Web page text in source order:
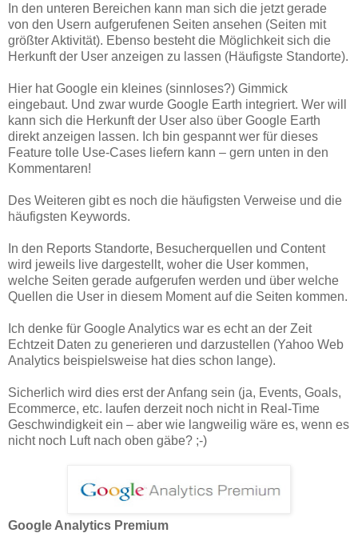
In den unteren Bereichen kann man sich die jetzt gerade
von den Usern aufgerufenen Seiten ansehen (Seiten mit
größter Aktivität). Ebenso besteht die Möglichkeit sich die
Herkunft der User anzeigen zu lassen (Häufigste Standorte).
Hier hat Google ein kleines (sinnloses?) Gimmick
eingebaut. Und zwar wurde Google Earth integriert. Wer will
kann sich die Herkunft der User also über Google Earth
direkt anzeigen lassen. Ich bin gespannt wer für dieses
Feature tolle Use-Cases liefern kann – gern unten in den
Kommentaren!
Des Weiteren gibt es noch die häufigsten Verweise und die
häufigsten Keywords.
In den Reports Standorte, Besucherquellen und Content
wird jeweils live dargestellt, woher die User kommen,
welche Seiten gerade aufgerufen werden und über welche
Quellen die User in diesem Moment auf die Seiten kommen.
Ich denke für Google Analytics war es echt an der Zeit
Echtzeit Daten zu generieren und darzustellen (Yahoo Web
Analytics beispielsweise hat dies schon lange).
Sicherlich wird dies erst der Anfang sein (ja, Events, Goals,
Ecommerce, etc. laufen derzeit noch nicht in Real-Time
Geschwindigkeit ein – aber wie langweilig wäre es, wenn es
nicht noch Luft nach oben gäbe? ;-)
Google Analytics Premium